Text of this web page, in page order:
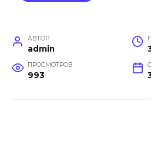
АВТОР
admin
ПРОСМОТРОВ
993